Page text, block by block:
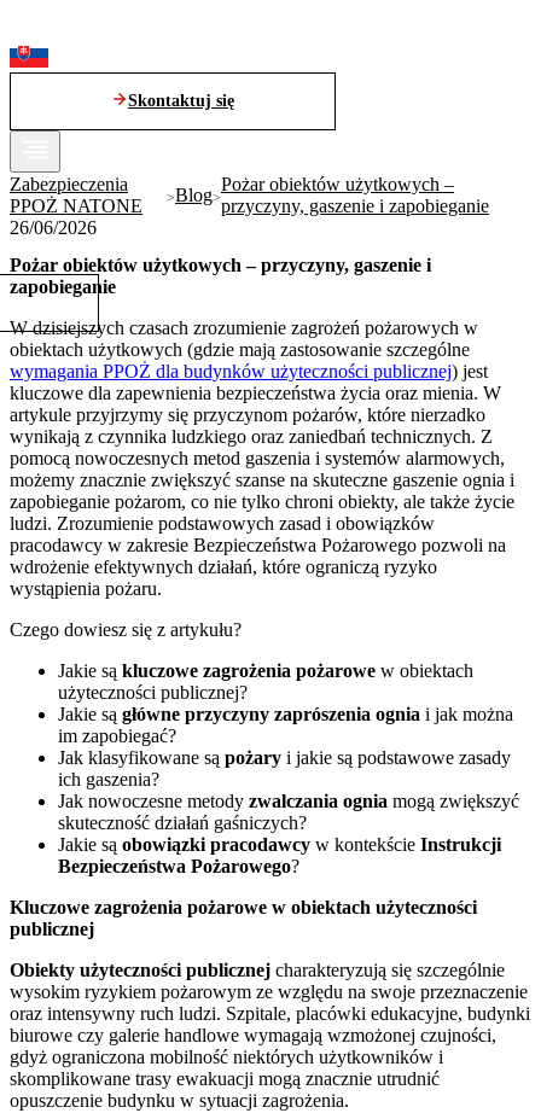
Skontaktuj się
Zabezpieczenia
PPOŻ NATONE
Blog
Pożar obiektów użytkowych –
przyczyny, gaszenie i zapobieganie
26/06/2026
Pożar obiektów użytkowych – przyczyny, gaszenie i
zapobieganie
W dzisiejszych czasach zrozumienie zagrożeń pożarowych w
obiektach użytkowych (gdzie mają zastosowanie szczególne
wymagania PPOŻ dla budynków użyteczności publicznej) jest
kluczowe dla zapewnienia bezpieczeństwa życia oraz mienia. W
artykule przyjrzymy się przyczynom pożarów, które nierzadko
wynikają z czynnika ludzkiego oraz zaniedbań technicznych. Z
pomocą nowoczesnych metod gaszenia i systemów alarmowych,
możemy znacznie zwiększyć szanse na skuteczne gaszenie ognia i
zapobieganie pożarom, co nie tylko chroni obiekty, ale także życie
ludzi. Zrozumienie podstawowych zasad i obowiązków
pracodawcy w zakresie Bezpieczeństwa Pożarowego pozwoli na
wdrożenie efektywnych działań, które ograniczą ryzyko
wystąpienia pożaru.
Czego dowiesz się z artykułu?
Jakie są kluczowe zagrożenia pożarowe w obiektach
użyteczności publicznej?
Jakie są główne przyczyny zaprószenia ognia i jak można
im zapobiegać?
Jak klasyfikowane są pożary i jakie są podstawowe zasady
ich gaszenia?
Jak nowoczesne metody zwalczania ognia mogą zwiększyć
skuteczność działań gaśniczych?
Jakie są obowiązki pracodawcy w kontekście Instrukcji
Bezpieczeństwa Pożarowego?
Kluczowe zagrożenia pożarowe w obiektach użyteczności
publicznej
Obiekty użyteczności publicznej charakteryzują się szczególnie
wysokim ryzykiem pożarowym ze względu na swoje przeznaczenie
oraz intensywny ruch ludzi. Szpitale, placówki edukacyjne, budynki
biurowe czy galerie handlowe wymagają wzmożonej czujności,
gdyż ograniczona mobilność niektórych użytkowników i
skomplikowane trasy ewakuacji mogą znacznie utrudnić
opuszczenie budynku w sytuacji zagrożenia.